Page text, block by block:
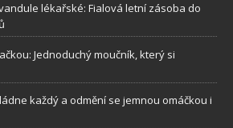
lékařské: Fialová letní zásoba do
Jednoduchý moučník, který si
každý a odmění se jemnou omáčkou i